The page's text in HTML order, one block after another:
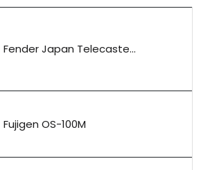
Fender Japan Telecaste...
Fujigen OS-100M